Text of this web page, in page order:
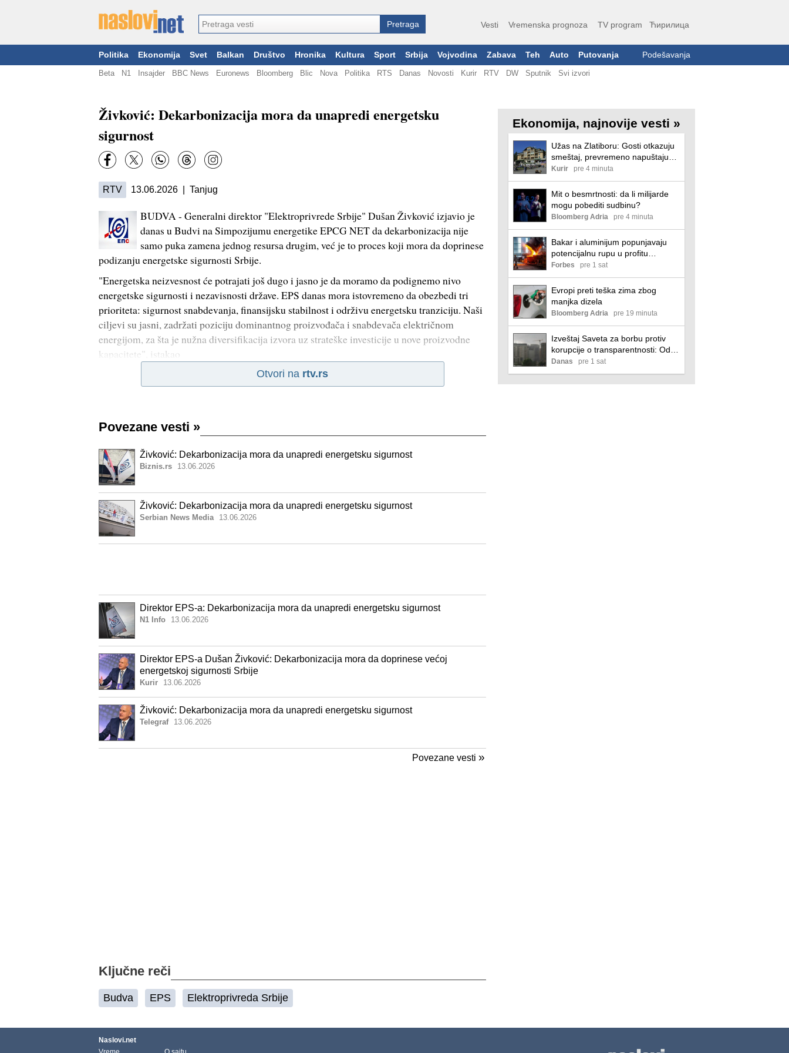
Vesti Vremenska prognoza TV program Ћирилица
Politika Ekonomija Svet Balkan Društvo Hronika Kultura Sport Srbija Vojvodina Zabava Teh Auto Putovanja Podešavanja
Beta N1 Insajder BBC News Euronews Bloomberg Blic Nova Politika RTS Danas Novosti Kurir RTV DW Sputnik Svi izvori
Živković: Dekarbonizacija mora da unapredi energetsku
sigurnost
RTV 13.06.2026 | Tanjug
BUDVA - Generalni direktor "Elektroprivrede Srbije" Dušan Živković izjavio je
danas u Budvi na Simpozijumu energetike EPCG NET da dekarbonizacija nije
samo puka zamena jednog resursa drugim, već je to proces koji mora da doprinese
podizanju energetske sigurnosti Srbije.
"Energetska neizvesnost će potrajati još dugo i jasno je da moramo da podignemo nivo
energetske sigurnosti i nezavisnosti države. EPS danas mora istovremeno da obezbedi tri
prioriteta: sigurnost snabdevanja, finansijsku stabilnost i održivu energetsku tranziciju. Naši
ciljevi su jasni, zadržati poziciju dominantnog proizvođača i snabdevača električnom
energijom, za šta je nužna diversifikacija izvora uz strateške investicije u nove proizvodne
kapacitete", istakao
Otvori na rtv.rs
Povezane vesti »
Živković: Dekarbonizacija mora da unapredi energetsku sigurnost
Biznis.rs 13.06.2026
Živković: Dekarbonizacija mora da unapredi energetsku sigurnost
Serbian News Media 13.06.2026
Direktor EPS-a: Dekarbonizacija mora da unapredi energetsku sigurnost
N1 Info 13.06.2026
Direktor EPS-a Dušan Živković: Dekarbonizacija mora da doprinese većoj
energetskoj sigurnosti Srbije
Kurir 13.06.2026
Živković: Dekarbonizacija mora da unapredi energetsku sigurnost
Telegraf 13.06.2026
Povezane vesti »
Ključne reči
Budva EPS Elektroprivreda Srbije
Ekonomija, najnovije vesti »
Užas na Zlatiboru: Gosti otkazuju
smeštaj, prevremeno napuštaju
aprtmane, a u radnjama - haos!
Kurir pre 4 minuta
Mit o besmrtnosti: da li milijarde
mogu pobediti sudbinu?
Bloomberg Adria pre 4 minuta
Bakar i aluminijum popunjavaju
potencijalnu rupu u profitu
kompanije Rio Tinto
Forbes pre 1 sat
Evropi preti teška zima zbog
manjka dizela
Bloomberg Adria pre 19 minuta
Izveštaj Saveta za borbu protiv
korupcije o transparentnosti: Od
institucija samo ignorisanje,
omalovažavanje i uvrede
Danas pre 1 sat
Naslovi.net